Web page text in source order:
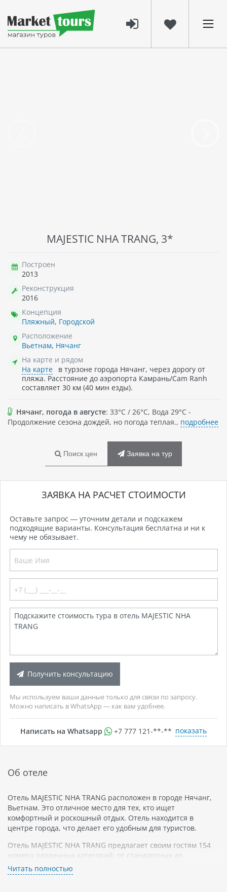
MAJESTIC NHA TRANG, 3*
Построен
2013
Реконструкция
2016
Концепция
Пляжный, Городской
Расположение
Вьетнам, Нячанг
На карте и рядом
На карте
в турзоне города Нячанг, через дорогу от
пляжа. Расстояние до аэропорта Камрань/Cam Ranh
составляет 30 км (40 мин езды).
Нячанг, погода в августе: 33°C / 26°C, Вода 29°C -
Продолжение сезона дождей, но погода теплая., подробнее
Поиск цен Заявка на тур
ЗАЯВКА НА РАСЧЕТ СТОИМОСТИ
Оставьте запрос — уточним детали и подскажем
подходящие варианты. Консультация бесплатна и ни к
чему не обязывает.
Получить консультацию
Мы используем ваши данные только для связи по запросу.
Можно написать в WhatsApp — как вам удобнее.
Написать на Whatsapp +7 777 121-**-** показать
Об отеле
Отель MAJESTIC NHA TRANG расположен в городе Нячанг,
Вьетнам. Это отличное место для тех, кто ищет
комфортный и роскошный отдых. Отель находится в
центре города, что делает его удобным для туристов.
Отель MAJESTIC NHA TRANG предлагает своим гостям 154
номера различных категорий: от стандартных до
люксовых. В каждом номере есть все необходимое для
комфортного проживания: кондиционер, мини-бар, сейф,
Читать полностью